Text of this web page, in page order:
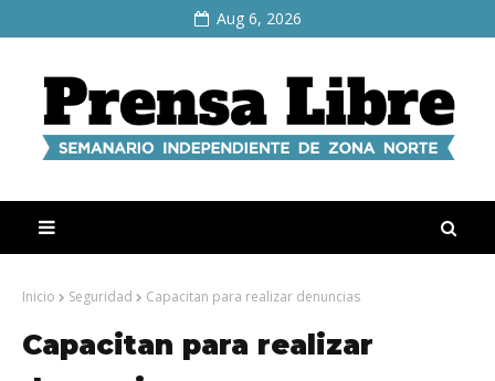
Aug 6, 2026
Inicio Seguridad Capacitan para realizar denuncias
Capacitan para realizar